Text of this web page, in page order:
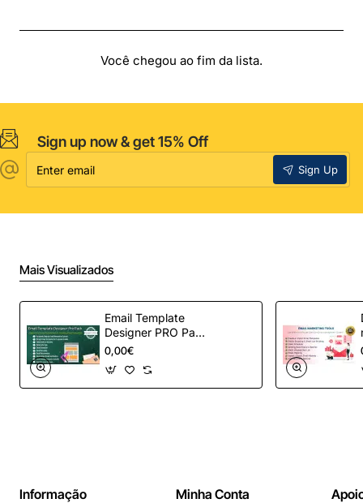
Você chegou ao fim da lista.
Sign up now & get 15% Off
Enter
email
Sign Up
Mais Visualizados
Email Template
Designer PRO Pack
– Automação de e-
mail definitiva para
OpenCart
0,00€
Informação Minha Conta